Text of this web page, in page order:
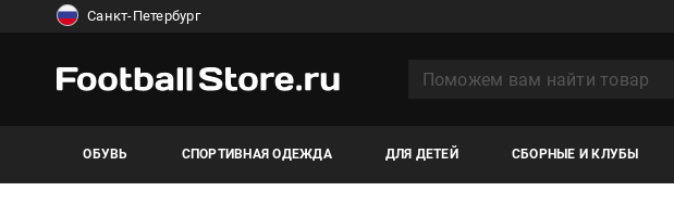
Санкт-Петербург
ОБУВЬ СПОРТИВНАЯ ОДЕЖДА ДЛЯ ДЕТЕЙ СБОРНЫЕ И КЛУБЫ